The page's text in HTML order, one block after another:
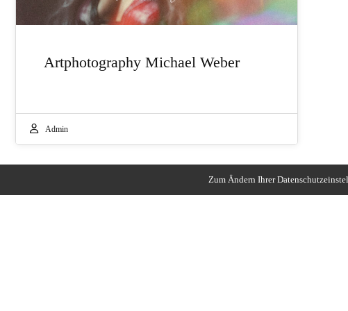
Artphotography Michael Weber
Admin
Zum Ändern Ihrer